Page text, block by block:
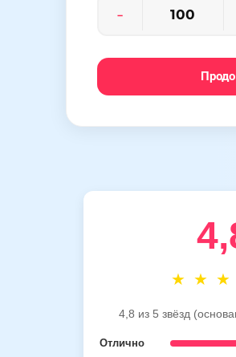
-
4,8 из 5 звёзд
Отлично